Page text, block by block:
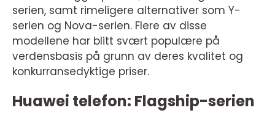
serien, samt rimeligere alternativer som Y-
serien og Nova-serien. Flere av disse
modellene har blitt svært populære på
verdensbasis på grunn av deres kvalitet og
konkurransedyktige priser.
Huawei telefon: Flagship-serien